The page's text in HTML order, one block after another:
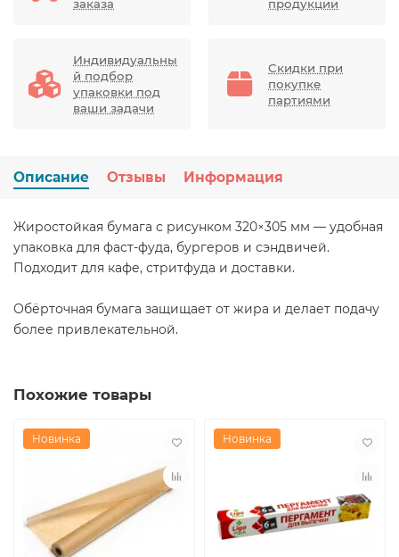
заказа
продукции
Индивидуальны
й подбор
упаковки под
ваши задачи
Скидки при
покупке
партиями
Описание Отзывы Информация
Жиростойкая бумага с рисунком 320×305 мм — удобная
упаковка для фаст-фуда, бургеров и сэндвичей.
Подходит для кафе, стритфуда и доставки.
Обёрточная бумага защищает от жира и делает подачу
более привлекательной.
Похожие товары
Новинка Новинка